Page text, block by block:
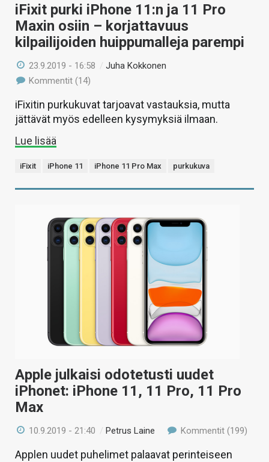
iFixit purki iPhone 11:n ja 11 Pro
Maxin osiin – korjattavuus
kilpailijoiden huippumalleja parempi
23.9.2019 - 16:58 /Juha Kokkonen
Kommentit (14)
iFixitin purkukuvat tarjoavat vastauksia, mutta
jättävät myös edelleen kysymyksiä ilmaan.
Lue lisää
iFixit iPhone 11 iPhone 11 Pro Max purkukuva
Apple julkaisi odotetusti uudet
iPhonet: iPhone 11, 11 Pro, 11 Pro
Max
10.9.2019 - 21:40 /Petrus Laine Kommentit (199)
Applen uudet puhelimet palaavat perinteiseen